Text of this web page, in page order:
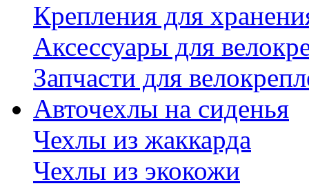
Крепления для
Аксессуары для
Запчасти для
Авточехлы на сиденья
Чехлы из жаккарда
Чехлы из экокожи